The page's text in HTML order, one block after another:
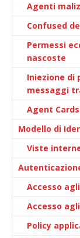
Agenti
Confused
Permessi
nascoste
Iniezione
messaggi
Agent
Modello di
Viste
Accesso
Accesso
Policy